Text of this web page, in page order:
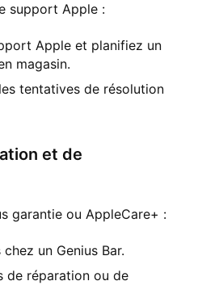
support Apple :
Apple et planifiez un
magasin.
tentatives de résolution
et de
garantie ou AppleCare+ :
un Genius Bar.
de réparation ou de